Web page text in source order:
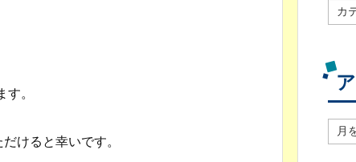
。
けると幸いです。
テ
別
ア
ー